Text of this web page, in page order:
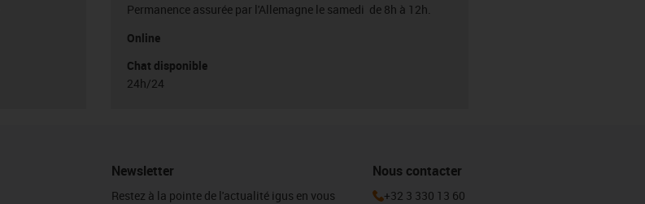
Permanence assurée par l'Allemagne le samedi de 8h à 12h.
Online
Chat disponible
24h/24
Newsletter
Restez à la pointe de l'actualité igus en vous
Nous contacter
+32 3 330 13 60